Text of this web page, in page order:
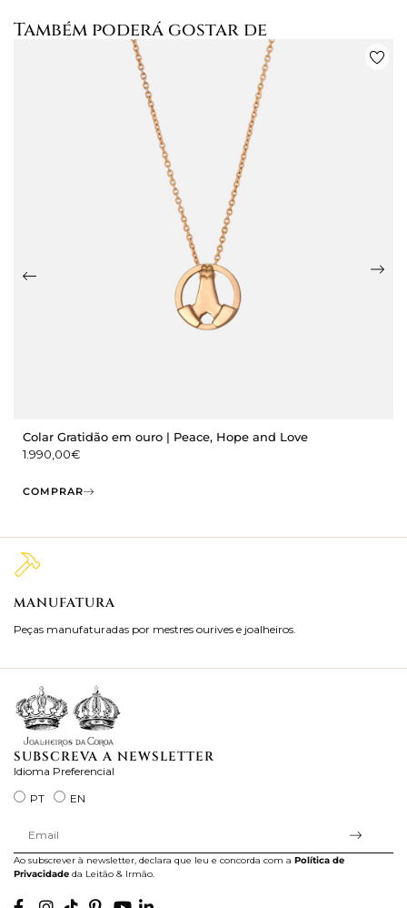
Também poderá gostar de
Colar Gratidão em ouro | Peace, Hope and Love
1.990,00€
COMPRAR
MANUFATURA
Peças manufaturadas por mestres ourives e joalheiros.
SUBSCREVA A NEWSLETTER
Idioma Preferencial
PT
EN
Ao subscrever à newsletter, declara que leu e concorda com a Política de
Privacidade da Leitão & Irmão.